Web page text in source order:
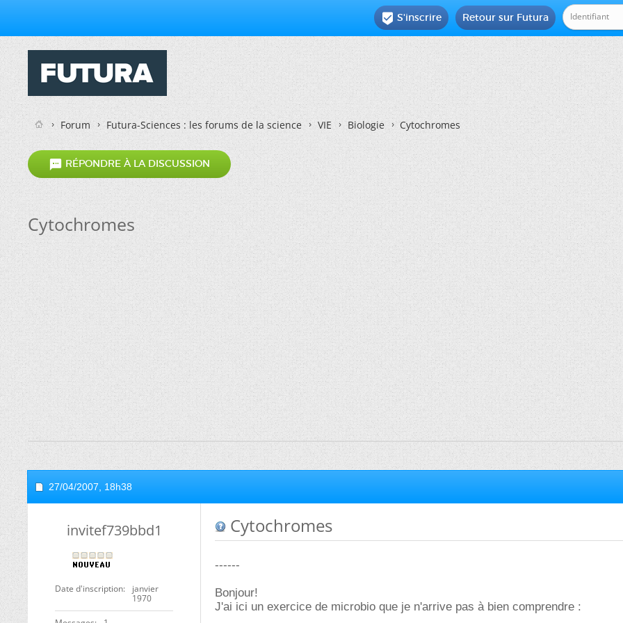
Retour sur Futura
 S'inscrire
Forum Futura-Sciences : les forums de la science VIE Biologie Cytochromes
 RÉPONDRE À LA DISCUSSION
Cytochromes
27/04/2007, 18h38
invitef739bbd1
Date d'inscription
janvier
1970
Cytochromes
------
Bonjour!
J'ai ici un exercice de microbio que je n'arrive pas à bien comprendre :